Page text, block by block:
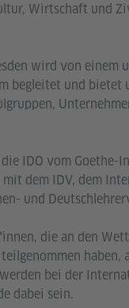
Wirtschaft und
wird von einem
begleitet und bietet
IDO vom Goethe-
dem IDV, dem
und
die an den
haben,
bei der
dabei sein.